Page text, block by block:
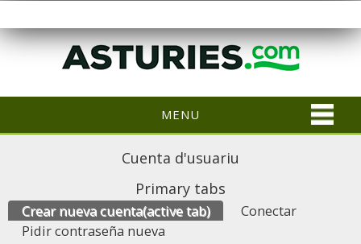
MENU
Cuenta d'usuariu
Primary tabs
Crear nueva cuenta(active tab)
Conectar
Pidir contraseña nueva